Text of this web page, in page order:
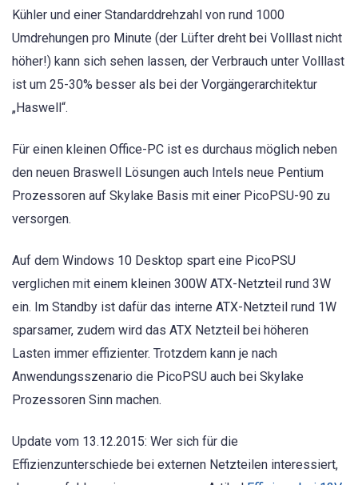
Kühler und einer Standarddrehzahl von rund 1000
Umdrehungen pro Minute (der Lüfter dreht bei Volllast nicht
höher!) kann sich sehen lassen, der Verbrauch unter Volllast
ist um 25-30% besser als bei der Vorgängerarchitektur
„Haswell“.
Für einen kleinen Office-PC ist es durchaus möglich neben
den neuen Braswell Lösungen auch Intels neue Pentium
Prozessoren auf Skylake Basis mit einer PicoPSU-90 zu
versorgen.
Auf dem Windows 10 Desktop spart eine PicoPSU
verglichen mit einem kleinen 300W ATX-Netzteil rund 3W
ein. Im Standby ist dafür das interne ATX-Netzteil rund 1W
sparsamer, zudem wird das ATX Netzteil bei höheren
Lasten immer effizienter. Trotzdem kann je nach
Anwendungsszenario die PicoPSU auch bei Skylake
Prozessoren Sinn machen.
Update vom 13.12.2015: Wer sich für die
Effizienzunterschiede bei externen Netzteilen interessiert,